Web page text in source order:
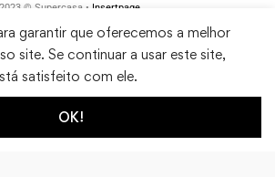
2023 © Supercasa • Insertpage
garantir que oferecemos a melhor
site. Se continuar a usar este site,
satisfeito com ele.
OK!
1